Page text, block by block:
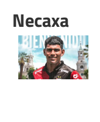
Necaxa